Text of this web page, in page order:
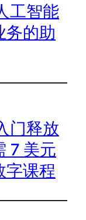
工智能
务的助
门释放
7 美元
字课程